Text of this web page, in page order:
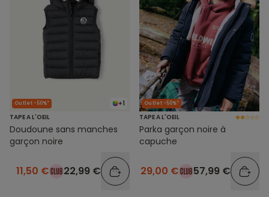
+1
Outlet -50%*
TAPE A L'OEIL
Doudoune sans manches
garçon noire
11,50 € 22,99 €
Outlet -50%*
TAPE A L'OEIL
Parka garçon noire à
capuche
29,00 € 57,99 €